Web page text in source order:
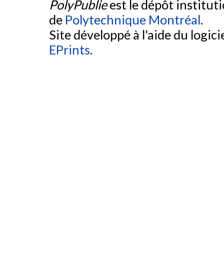
PolyPublieest le dépôt
de Polytechnique Montréal.
Site développé à l'aide du
EPrints.